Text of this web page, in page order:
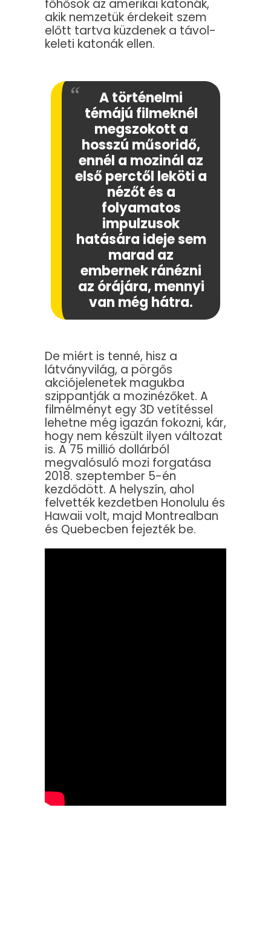
főhősök az amerikai katonák,
akik nemzetük érdekeit szem
előtt tartva küzdenek a távol-
keleti katonák ellen.
A történelmi
témájú filmeknél
megszokott a
hosszú műsoridő,
ennél a mozinál az
első perctől leköti a
nézőt és a
folyamatos
impulzusok
hatására ideje sem
marad az
embernek ránézni
az órájára, mennyi
van még hátra.
De miért is tenné, hisz a
látványvilág, a pörgős
akciójelenetek magukba
szippantják a mozinézőket. A
filmélményt egy 3D vetítéssel
lehetne még igazán fokozni, kár,
hogy nem készült ilyen változat
is. A 75 millió dollárból
megvalósuló mozi forgatása
2018. szeptember 5-én
kezdődött. A helyszín, ahol
felvették kezdetben Honolulu és
Hawaii volt, majd Montrealban
és Quebecben fejezték be.